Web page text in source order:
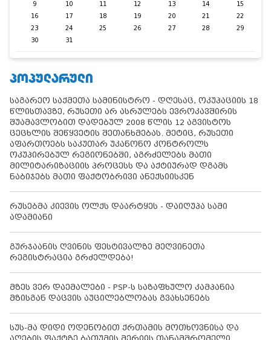
9
10 11 12 13 14
15
16
17 18 19 20 21
22
23
24 25 26 27 28
29
30
31
ᲞᲝᲞᲣᲚᲐᲠᲣᲚᲘ
საგარეო საქმეთა სამინისტრო - დღესაც, ოკუპაციის 18
წლისთავზე, რუსეთი არ ასრულებს ევროკავშირის
შუამავლობით დადებულ 2008 წლის 12 აგვისტოს
ცეცხლის შეწყვეტის შეთანხმებას. მეტიც, რუსეთი
აფართოებს საკუთარ უკანონო კონტროლს
ოკუპირებულ რეგიონებში, აგრძელებს მათი
მილიტარიზაციის პროცესს და აქტიურად დგამს
ნაბიჯებს მათი ფაქტობრივი ანექსიისკენ
რუსებმა კიევის ოლქს დაარტყეს - დაიღუპა სამი
ადამიანი
გურჯაანის ღვინის ფესტივალზე მეღვინეთა
რეგისტრაცია გრძელდება!
მზეს ვერ დაემალები - PSP-ს საზაფხულო კამპანია
მზისგან დაცვის აუცილებლობას გვახსენებს
სუს-მა დიდი ოდენობით ქრთამის მოთხოვნისა და